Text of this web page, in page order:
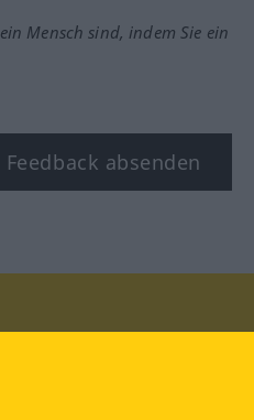
Mensch sind, indem Sie ein
Feedback absenden